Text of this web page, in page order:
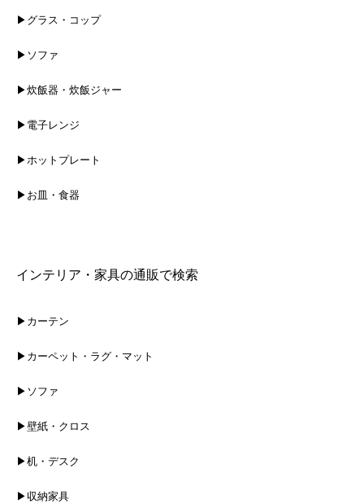
▶グラス・コップ
▶ソファ
▶炊飯器・炊飯ジャー
▶電子レンジ
▶ホットプレート
▶お皿・食器
インテリア・家具の通販で検索
▶カーテン
▶カーペット・ラグ・マット
▶ソファ
▶壁紙・クロス
▶机・デスク
▶収納家具